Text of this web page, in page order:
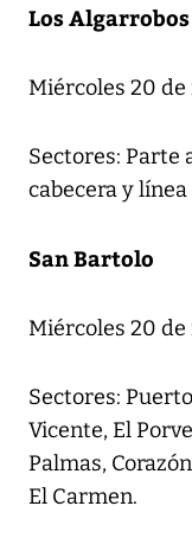
Los Algarrobos
Miércoles 20 de
Sectores: Parte
cabecera y
San Bartolo
Miércoles 20 de
Sectores:
Vicente, El
Palmas,
El Carmen.